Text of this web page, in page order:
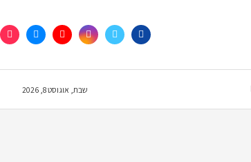
שבת, אוגוסט 8, 2026